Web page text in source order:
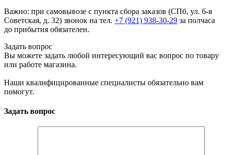
Важно: при самовывозе с пункта сборa заказов (СПб, ул. 6-я
Советская, д. 32) звонок на тел. +7 (921) 938-30-29 за полчаса
до прибытия обязателен.
Задать вопрос
Вы можете задать любой интересующий вас вопрос по товару
или работе магазина.
Наши квалифицированные специалисты обязательно вам
помогут.
Задать вопрос